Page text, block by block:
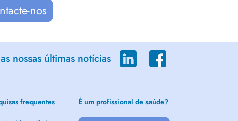
nos
nossas últimas notícias
frequentes É um profissional de saúde?